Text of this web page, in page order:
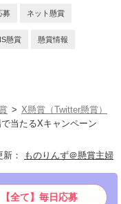
募 ネット懸賞
懸賞 懸賞情報
X懸賞（Twitter懸賞）
当たるXキャンペーン
新 ： ものりんず＠懸賞主婦
【全て】毎日応募